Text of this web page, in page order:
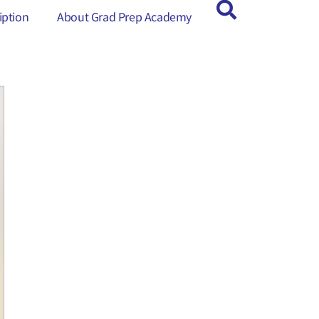
About Grad Prep Academy
About Grad Prep Academy